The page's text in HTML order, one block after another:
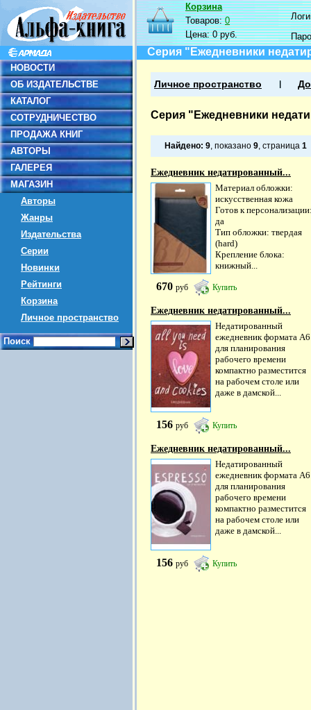
НОВОСТИ
ОБ ИЗДАТЕЛЬСТВЕ
КАТАЛОГ
СОТРУДНИЧЕСТВО
ПРОДАЖА КНИГ
АВТОРЫ
ГАЛЕРЕЯ
МАГАЗИН
Авторы
Жанры
Издательства
Серии
Новинки
Рейтинги
Корзина
Личное пространство
Поиск
Корзина
Товаров:0
Цена:0 руб.
Серия "Ежедневники
Личное пространство
Серия "Ежедневники
Найдено: 9, показано 9, страница 1
Ежедневник недатированный...
Материал обложки:
искусственная кожа
Готов к
да
Тип обложки: твердая
(hard)
Крепление блока:
книжный...
670 руб Купить
Ежедневник недатированный...
Недатированный
ежедневник формата А6
для планирования
рабочего времени
компактно разместится
на рабочем столе или
даже в дамской...
156 руб Купить
Ежедневник недатированный...
Недатированный
ежедневник формата А6
для планирования
рабочего времени
компактно разместится
на рабочем столе или
даже в дамской...
156 руб Купить